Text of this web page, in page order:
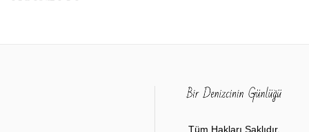
Tüm Hakları Saklıdır.